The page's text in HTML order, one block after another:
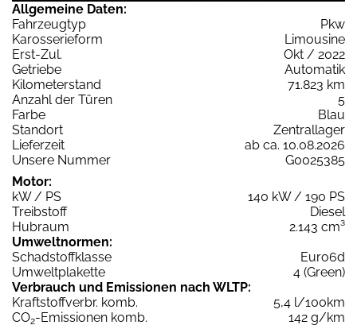
Allgemeine Daten:
Fahrzeugtyp
Pkw
Karosserieform
Limousine
Erst-Zul.
Okt / 2022
Getriebe
Automatik
Kilometerstand
71.823 km
Anzahl der Türen
5
Farbe
Blau
Standort
Zentrallager
Lieferzeit
ab ca. 10.08.2026
Unsere Nummer
G0025385
Motor:
kW / PS
140 kW / 190 PS
Treibstoff
Diesel
Hubraum
2.143 cm³
Umweltnormen:
Schadstoffklasse
Euro6d
Umweltplakette
4 (Green)
Verbrauch und Emissionen nach WLTP:
Kraftstoffverbr. komb.
5,4 l/100km
CO2-Emissionen komb.
142 g/km